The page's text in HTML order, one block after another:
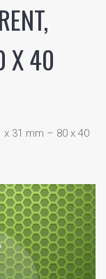
X 40
31 mm – 80 x 40